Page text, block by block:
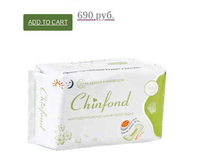
690 руб.
ADD TO CART